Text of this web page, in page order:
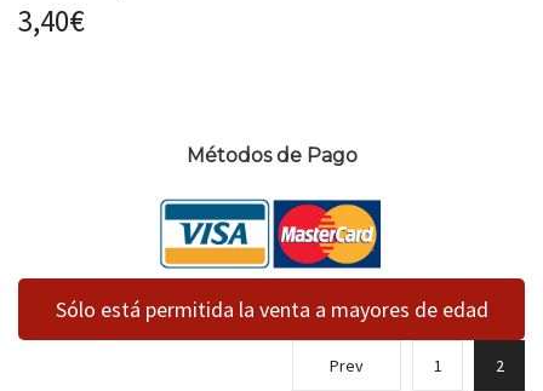
3,40€
Métodos de Pago
Sólo está permitida la venta a mayores de edad
Prev 1 2